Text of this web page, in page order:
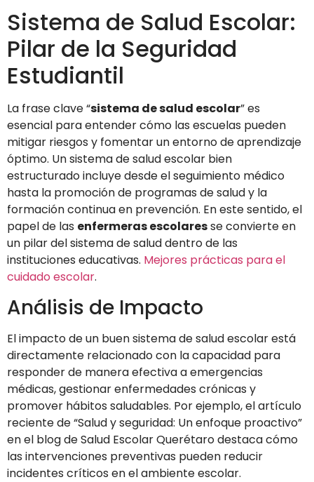
Sistema de Salud Escolar:
Pilar de la Seguridad
Estudiantil
La frase clave “sistema de salud escolar” es
esencial para entender cómo las escuelas pueden
mitigar riesgos y fomentar un entorno de aprendizaje
óptimo. Un sistema de salud escolar bien
estructurado incluye desde el seguimiento médico
hasta la promoción de programas de salud y la
formación continua en prevención. En este sentido, el
papel de las enfermeras escolaresse convierte en
un pilar del sistema de salud dentro de las
instituciones educativas. Mejores prácticas para el
cuidado escolar.
Análisis de Impacto
El impacto de un buen sistema de salud escolar está
directamente relacionado con la capacidad para
responder de manera efectiva a emergencias
médicas, gestionar enfermedades crónicas y
promover hábitos saludables. Por ejemplo, el artículo
reciente de “Salud y seguridad: Un enfoque proactivo”
en el blog de Salud Escolar Querétaro destaca cómo
las intervenciones preventivas pueden reducir
incidentes críticos en el ambiente escolar.